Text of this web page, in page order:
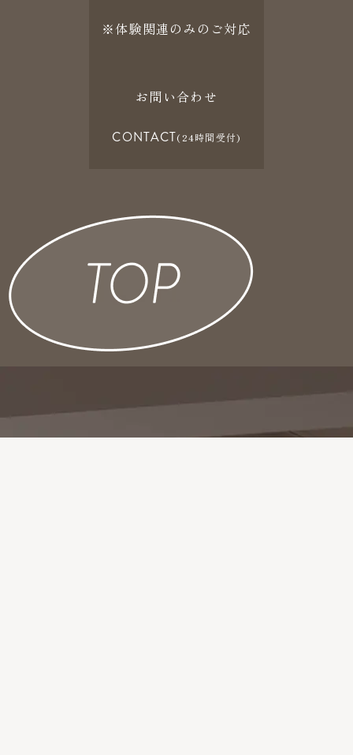
※体験関連のみのご対応
お問い合わせ
CONTACT(24時間受付)